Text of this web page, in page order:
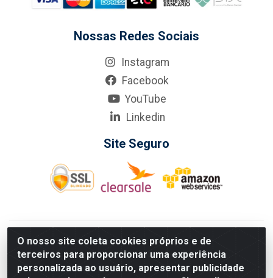
O nosso site coleta cookies próprios e de
terceiros para proporcionar uma experiência
personalizada ao usuário, apresentar publicidade
Nossas Redes Sociais
Instagram
Facebook
YouTube
Linkedin
Site Seguro
KarneKeijo Logistica Integrada LTDA - Rod. Br-101 Sul, nº3700
- Barro, Recife/PE, 50900-400 CNPJ: 24.150.377/0001-95
Estados atendidos pela KarneKeijo: PE, PB e RN.